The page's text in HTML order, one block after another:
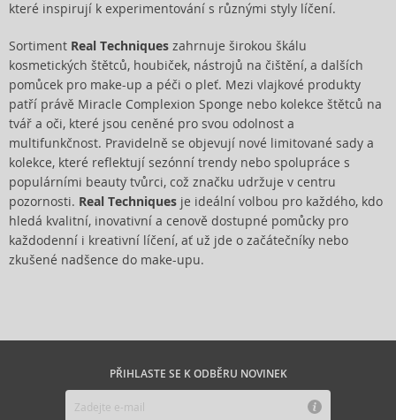
které inspirují k experimentování s různými styly líčení.
Sortiment Real Techniques zahrnuje širokou škálu
kosmetických štětců, houbiček, nástrojů na čištění, a dalších
pomůcek pro make-up a péči o pleť. Mezi vlajkové produkty
patří právě Miracle Complexion Sponge nebo kolekce štětců na
tvář a oči, které jsou ceněné pro svou odolnost a
multifunkčnost. Pravidelně se objevují nové limitované sady a
kolekce, které reflektují sezónní trendy nebo spolupráce s
populárními beauty tvůrci, což značku udržuje v centru
pozornosti. Real Techniques je ideální volbou pro každého, kdo
hledá kvalitní, inovativní a cenově dostupné pomůcky pro
každodenní i kreativní líčení, ať už jde o začátečníky nebo
zkušené nadšence do make-upu.
PŘIHLASTE SE K ODBĚRU NOVINEK